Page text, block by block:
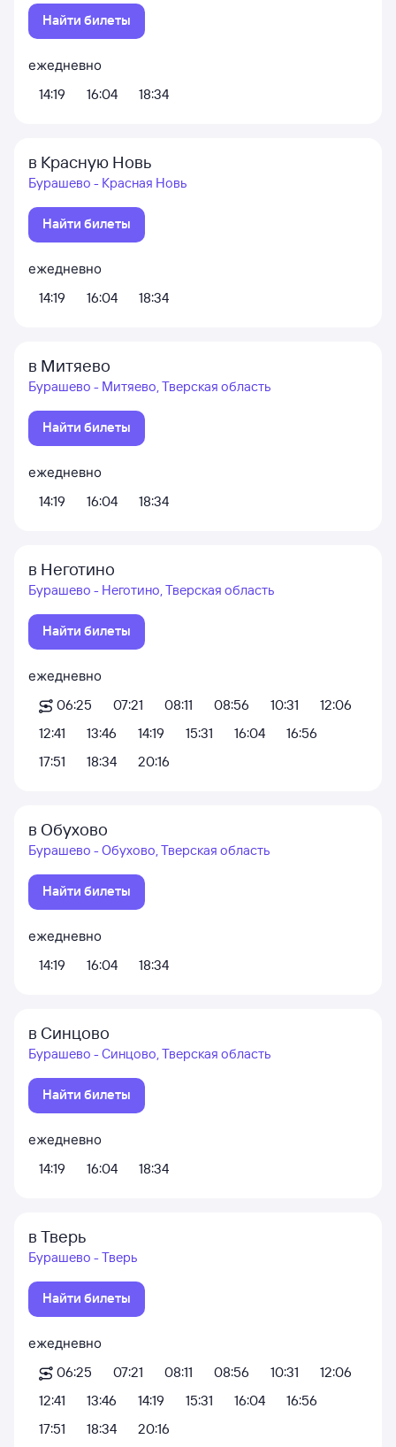
Найти билеты
ежедневно
14:19
16:04 18:34
в Красную Новь
Бурашево - Красная Новь
Найти билеты
ежедневно
14:19
16:04 18:34
в Митяево
Бурашево - Митяево, Тверская область
Найти билеты
ежедневно
14:19
16:04 18:34
в Неготино
Бурашево - Неготино, Тверская область
Найти билеты
ежедневно
06:25
07:21 08:11 08:56 10:31
12:06
12:41
13:46 14:19 15:31 16:04
16:56
17:51
18:34 20:16
в Обухово
Бурашево - Обухово, Тверская область
Найти билеты
ежедневно
14:19
16:04 18:34
в Синцово
Бурашево - Синцово, Тверская область
Найти билеты
ежедневно
14:19
16:04 18:34
в Тверь
Бурашево - Тверь
Найти билеты
ежедневно
06:25
07:21 08:11 08:56 10:31
12:06
12:41
13:46 14:19 15:31 16:04
16:56
17:51
18:34 20:16